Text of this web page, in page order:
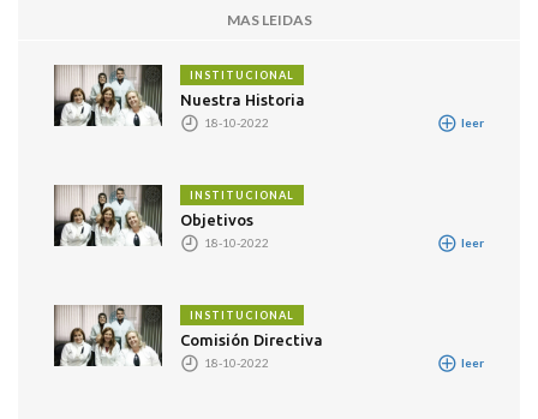
MAS LEIDAS
INSTITUCIONAL
Nuestra Historia
18-10-2022 leer
INSTITUCIONAL
Objetivos
18-10-2022 leer
INSTITUCIONAL
Comisión Directiva
18-10-2022 leer